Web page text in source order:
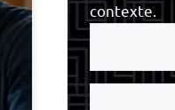
contexte.
Votre
e-
Votre
nom